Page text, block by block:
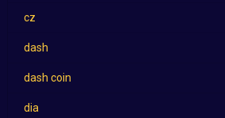
cz
dash
dash coin
dia